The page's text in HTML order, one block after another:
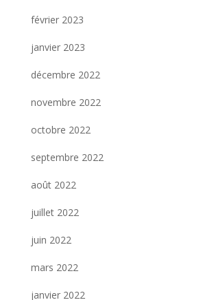
février 2023
janvier 2023
décembre 2022
novembre 2022
octobre 2022
septembre 2022
août 2022
juillet 2022
juin 2022
mars 2022
janvier 2022